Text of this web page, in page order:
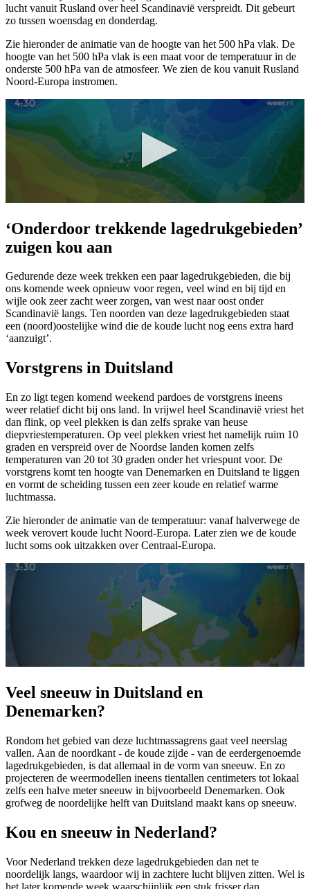
lucht vanuit Rusland over heel Scandinavië verspreidt. Dit gebeurt
zo tussen woensdag en donderdag.
Zie hieronder de animatie van de hoogte van het 500 hPa vlak. De
hoogte van het 500 hPa vlak is een maat voor de temperatuur in de
onderste 500 hPa van de atmosfeer. We zien de kou vanuit Rusland
Noord-Europa instromen.
‘Onderdoor trekkende lagedrukgebieden’
zuigen kou aan
Gedurende deze week trekken een paar lagedrukgebieden, die bij
ons komende week opnieuw voor regen, veel wind en bij tijd en
wijle ook zeer zacht weer zorgen, van west naar oost onder
Scandinavië langs. Ten noorden van deze lagedrukgebieden staat
een (noord)oostelijke wind die de koude lucht nog eens extra hard
‘aanzuigt’.
Vorstgrens in Duitsland
En zo ligt tegen komend weekend pardoes de vorstgrens ineens
weer relatief dicht bij ons land. In vrijwel heel Scandinavië vriest het
dan flink, op veel plekken is dan zelfs sprake van heuse
diepvriestemperaturen. Op veel plekken vriest het namelijk ruim 10
graden en verspreid over de Noordse landen komen zelfs
temperaturen van 20 tot 30 graden onder het vriespunt voor. De
vorstgrens komt ten hoogte van Denemarken en Duitsland te liggen
en vormt de scheiding tussen een zeer koude en relatief warme
luchtmassa.
Zie hieronder de animatie van de temperatuur: vanaf halverwege de
week verovert koude lucht Noord-Europa. Later zien we de koude
lucht soms ook uitzakken over Centraal-Europa.
Veel sneeuw in Duitsland en
Denemarken?
Rondom het gebied van deze luchtmassagrens gaat veel neerslag
vallen. Aan de noordkant - de koude zijde - van de eerdergenoemde
lagedrukgebieden, is dat allemaal in de vorm van sneeuw. En zo
projecteren de weermodellen ineens tientallen centimeters tot lokaal
zelfs een halve meter sneeuw in bijvoorbeeld Denemarken. Ook
grofweg de noordelijke helft van Duitsland maakt kans op sneeuw.
Kou en sneeuw in Nederland?
Voor Nederland trekken deze lagedrukgebieden dan net te
noordelijk langs, waardoor wij in zachtere lucht blijven zitten. Wel is
het later komende week waarschijnlijk een stuk frisser dan